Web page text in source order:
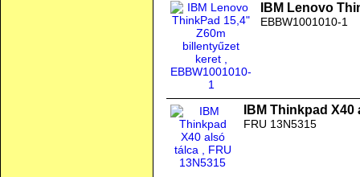
IBM Lenovo
EBBW1001010-1
IBM Thinkpad
FRU 13N5315